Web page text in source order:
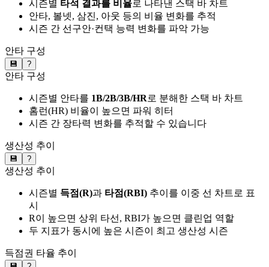
시즌별 타석 결과를 비율로 나타낸 스택 바 차트
안타, 볼넷, 삼진, 아웃 등의 비율 변화를 추적
시즌 간 선구안·컨택 능력 변화를 파악 가능
안타 구성
💾 ?
안타 구성
시즌별 안타를 1B/2B/3B/HR로 분해한 스택 바 차트
홈런(HR) 비율이 높으면 파워 히터
시즌 간 장타력 변화를 추적할 수 있습니다
생산성 추이
💾 ?
생산성 추이
시즌별 득점(R)과 타점(RBI) 추이를 이중 선 차트로 표
시
R이 높으면 상위 타선, RBI가 높으면 클린업 역할
두 지표가 동시에 높은 시즌이 최고 생산성 시즌
득점권 타율 추이